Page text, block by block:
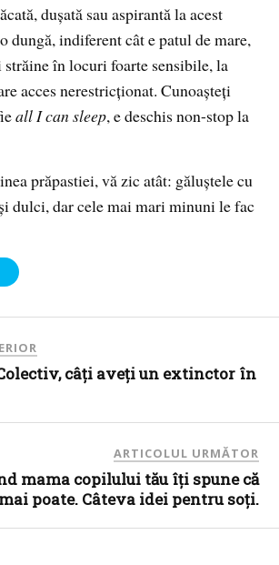
dușată sau aspirantă la acest
dungă, indiferent cât e patul de mare,
în locuri foarte sensibile, la
acces nerestricționat. Cunoașteți
all I can sleep, e deschis non-stop la
prăpastiei, vă zic atât: găluștele cu
dulci, dar cele mai mari minuni le fac
câți aveți un extinctor în
ARTICOLUL URMĂTOR
mama copilului tău îți spune că
poate. Câteva idei pentru soți.